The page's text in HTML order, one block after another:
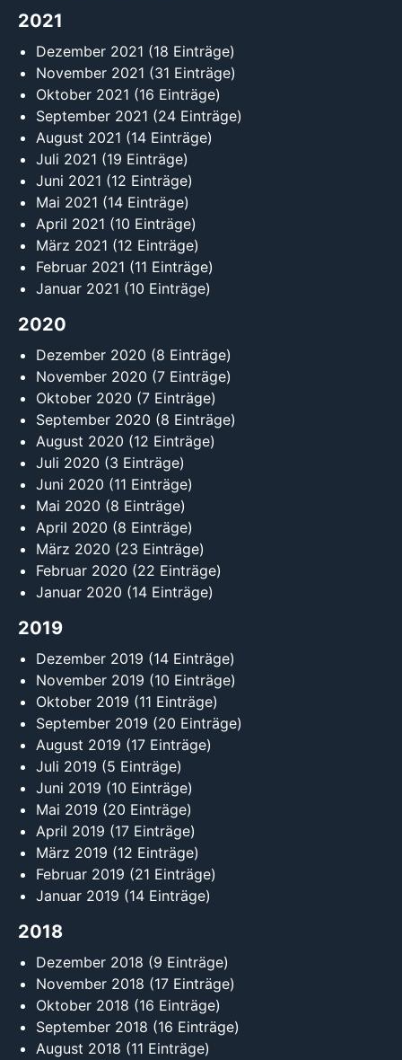
2021
Dezember 2021 (18 Einträge)
November 2021 (31 Einträge)
Oktober 2021 (16 Einträge)
September 2021 (24 Einträge)
August 2021 (14 Einträge)
Juli 2021 (19 Einträge)
Juni 2021 (12 Einträge)
Mai 2021 (14 Einträge)
April 2021 (10 Einträge)
März 2021 (12 Einträge)
Februar 2021 (11 Einträge)
Januar 2021 (10 Einträge)
2020
Dezember 2020 (8 Einträge)
November 2020 (7 Einträge)
Oktober 2020 (7 Einträge)
September 2020 (8 Einträge)
August 2020 (12 Einträge)
Juli 2020 (3 Einträge)
Juni 2020 (11 Einträge)
Mai 2020 (8 Einträge)
April 2020 (8 Einträge)
März 2020 (23 Einträge)
Februar 2020 (22 Einträge)
Januar 2020 (14 Einträge)
2019
Dezember 2019 (14 Einträge)
November 2019 (10 Einträge)
Oktober 2019 (11 Einträge)
September 2019 (20 Einträge)
August 2019 (17 Einträge)
Juli 2019 (5 Einträge)
Juni 2019 (10 Einträge)
Mai 2019 (20 Einträge)
April 2019 (17 Einträge)
März 2019 (12 Einträge)
Februar 2019 (21 Einträge)
Januar 2019 (14 Einträge)
2018
Dezember 2018 (9 Einträge)
November 2018 (17 Einträge)
Oktober 2018 (16 Einträge)
September 2018 (16 Einträge)
August 2018 (11 Einträge)